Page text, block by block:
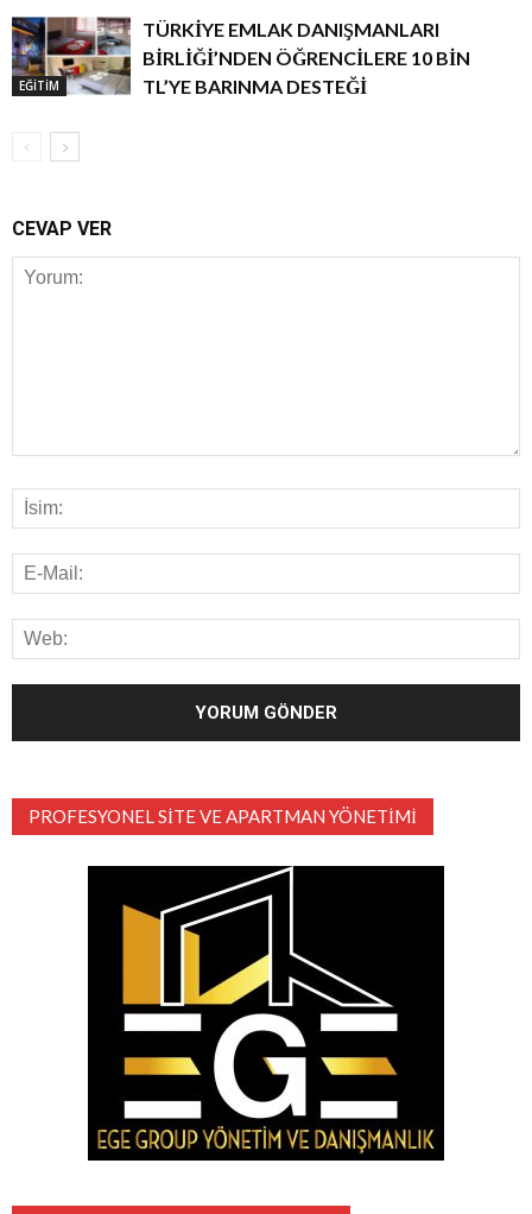
EĞİTİM
TÜRKİYE EMLAK DANIŞMANLARI
BİRLİĞİ’NDEN ÖĞRENCİLERE 10 BİN
TL’YE BARINMA DESTEĞİ
CEVAP VER
PROFESYONEL SITE VE APARTMAN YÖNETIMI